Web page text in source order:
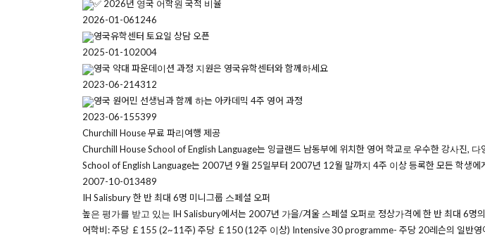
✅ 2026년 영국 어학원 국적 비율
2026-01-061246
영국유학센터 토요일 상담 오픈
2025-01-102004
영국 약대 파운데이션 과정 지원은 영국유학센터와 함께하세요
2023-06-214312
영국 원어민 선생님과 함께 하는 아카데믹 4주 영어 과정
2023-06-155399
Churchill House 무료 파리여행 제공
Churchill House School of English Language는 잉글랜드 남동부에 위치한 영어 학교로 우수한 강사진,
School of English Language는 2007년 9월 25일부터 2007년 12월 말까지 4주 이상 등록한 모든 학생에
2007-10-013489
IH Salisbury 한 반 최대 6명 미니그룹 스페셜 오퍼
높은 평가를 받고 있는 IH Salisbury에서는 2007년 가을/겨울 스페셜 오퍼로 정상가격에 한 반 최대 6
어학비: 주당 ￡155 (2~11주) 주당 ￡150 (12주 이상) Intensive 30 programme- 주당 20레슨의 일반영